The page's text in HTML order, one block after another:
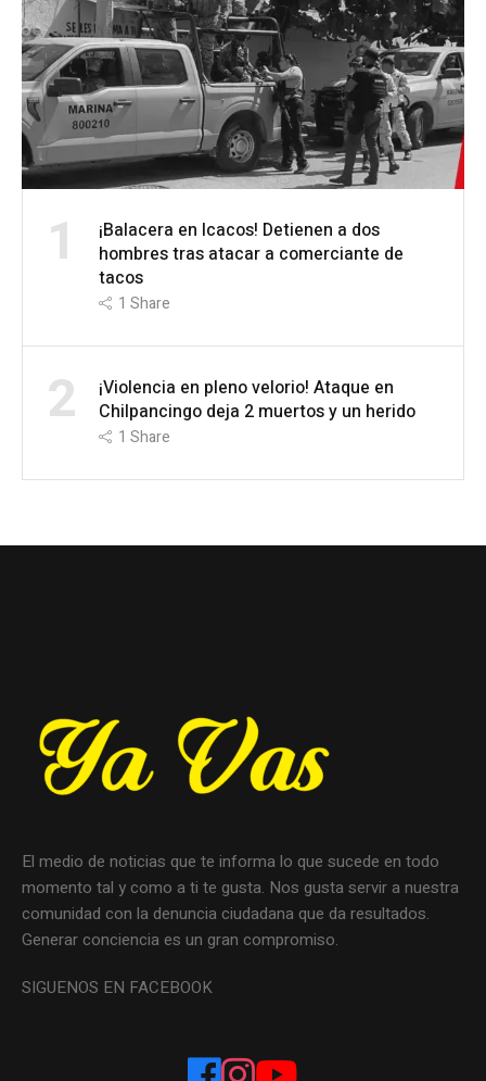
1
¡Balacera en Icacos! Detienen a dos
hombres tras atacar a comerciante de
tacos
1 Share
2
¡Violencia en pleno velorio! Ataque en
Chilpancingo deja 2 muertos y un herido
1 Share
El medio de noticias que te informa lo que sucede en todo
momento tal y como a ti te gusta. Nos gusta servir a nuestra
comunidad con la denuncia ciudadana que da resultados.
Generar conciencia es un gran compromiso.
SIGUENOS EN FACEBOOK